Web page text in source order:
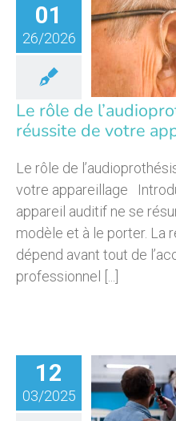
01
26/2026
de
de
Le rôle de
réussite de votre
Le rôle de
votre appareillage
appareil auditif ne se
modèle et à le porter. La
dépend avant tout de
professionnel [...]
12
03/2025
faire un
auditif
est